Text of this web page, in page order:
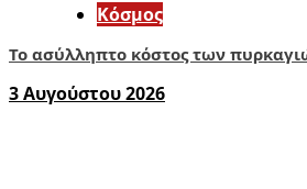
Κόσμος
Το ασύλληπτο κόστος των
3 Αυγούστου 2026